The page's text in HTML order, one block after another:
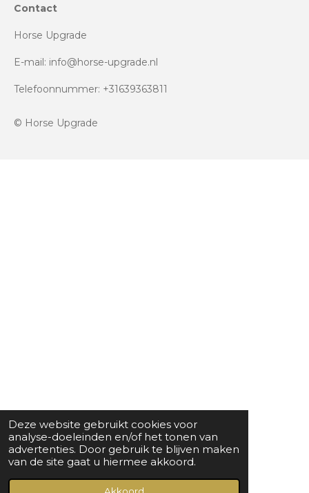
Deze website gebruikt cookies voor
analyse-doeleinden en/of het tonen van
advertenties. Door gebruik te blijven maken
van de site gaat u hiermee akkoord.
Contact
Horse Upgrade
E-mail: info@horse-upgrade.nl
Telefoonnummer: +31639363811
© Horse Upgrade